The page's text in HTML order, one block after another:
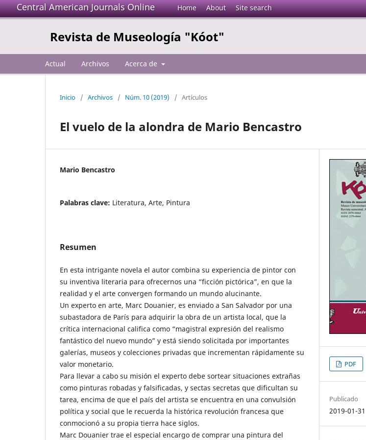
Central American Journals Online Home About Site search
Revista de Museología "Kóot"
Actual Archivos Acerca de
Inicio / Archivos / Núm. 10 (2019) / Artículos
El vuelo de la alondra de Mario Bencastro
Mario Bencastro
Palabras clave: Literatura, Arte, Pintura
Resumen
En esta intrigante novela el autor combina su experiencia de pintor con
su inventiva literaria para ofrecernos una “ficción pictórica”, en que la
realidad y el arte convergen formando un mundo alucinante.
Un experto en arte, Marc Douanier, es enviado a San Salvador por una
subastadora de París para adquirir la obra de un artista local, que la
crítica internacional califica como “magistral expresión del realismo
fantástico del nuevo mundo” y está siendo solicitada por importantes
galerías, museos y colecciones privadas que incrementan rápidamente su
valor monetario.
Para llevar a cabo su misión el experto debe sortear situaciones extrañas
como pinturas robadas y falsificadas, y sectas secretas que dificultan su
tarea, encima de que el país del artista se encuentra en una convulsión
política y social que le recuerda la histórica revolución francesa que
conmocionó a su propia tierra hace siglos.
Marc Douanier trae el especial encargo de comprar una pintura del
PDF
Publicado
2019-01-31